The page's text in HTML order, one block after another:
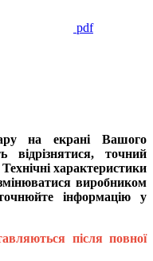
pdf
на екрані Вашого
точний
характеристики
виробником
інформацію у
після повної